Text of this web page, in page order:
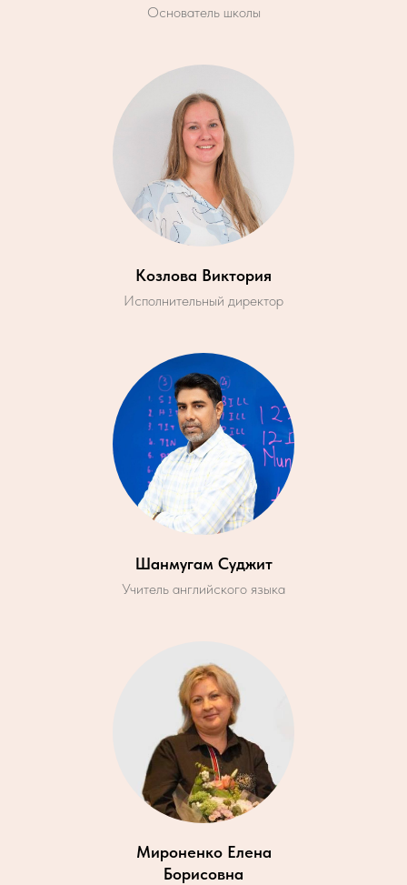
Основатель школы
Козлова Виктория
Исполнительный директор
Шанмугам Суджит
Учитель английского языка
Мироненко Елена
Борисовна